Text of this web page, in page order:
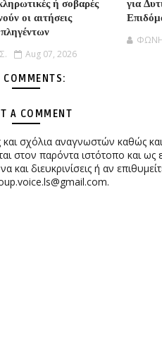
ή σοβαρές
οι αιτήσεις
Aug 07, 2026
για
ΦΩΝΗ
COMMENTS:
A COMMENT
σχόλια αναγνωστών καθώς
στον παρόντα ιστότοπο και ως
διευκρινίσεις ή αν